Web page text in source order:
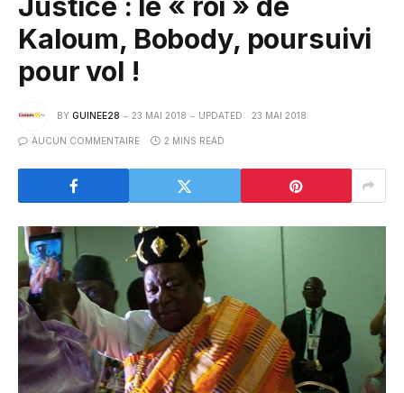
Justice : le « roi » de
Kaloum, Bobody, poursuivi
pour vol !
BY GUINEE28 23 MAI 2018 UPDATED: 23 MAI 2018
AUCUN COMMENTAIRE 2 MINS READ